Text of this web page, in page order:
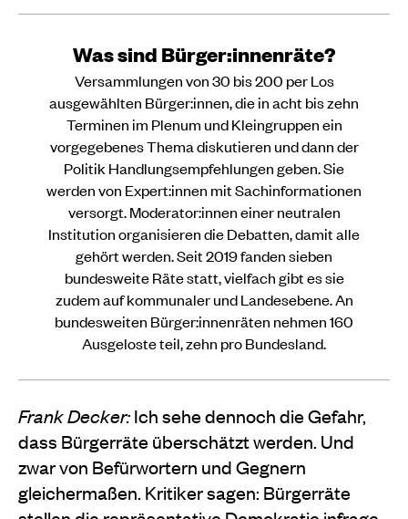
Was sind Bürger:innenräte?
Versammlungen von 30 bis 200 per Los
ausgewählten Bürger:innen, die in acht bis zehn
Terminen im Plenum und Kleingruppen ein
vorgegebenes Thema diskutieren und dann der
Politik Handlungsempfehlungen geben. Sie
werden von Expert:innen mit Sachinformationen
versorgt. Moderator:innen einer neutralen
Institution organisieren die Debatten, damit alle
gehört werden. Seit 2019 fanden sieben
bundesweite Räte statt, vielfach gibt es sie
zudem auf kommunaler und Landesebene. An
bundesweiten Bürger:innenräten nehmen 160
Ausgeloste teil, zehn pro Bundesland.
Frank Decker:Ich sehe dennoch die Gefahr,
dass Bürgerräte überschätzt werden. Und
zwar von Befürwortern und Gegnern
gleichermaßen. Kritiker sagen: Bürgerräte